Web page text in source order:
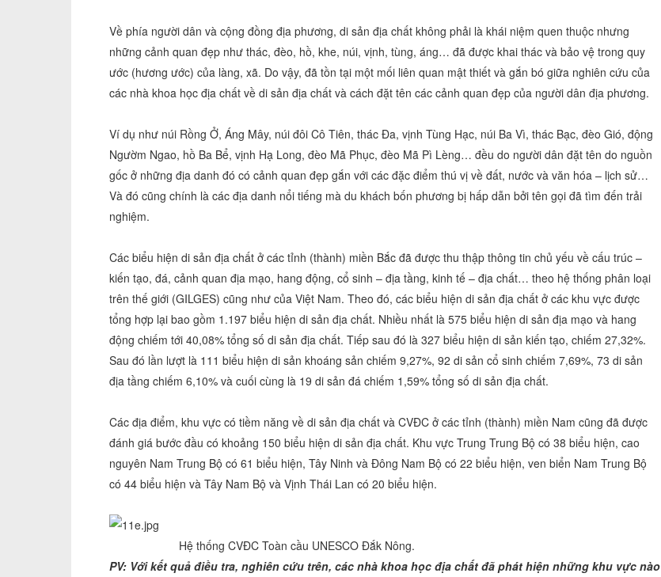
Về phía người dân và cộng đồng địa phương, di sản địa chất không phải là khái niệm quen thuộc nhưng
những cảnh quan đẹp như thác, đèo, hồ, khe, núi, vịnh, tùng, áng… đã được khai thác và bảo vệ trong quy
ước (hương ước) của làng, xã. Do vậy, đã tồn tại một mối liên quan mật thiết và gắn bó giữa nghiên cứu của
các nhà khoa học địa chất về di sản địa chất và cách đặt tên các cảnh quan đẹp của người dân địa phương.
Ví dụ như núi Rồng Ở, Áng Mây, núi đôi Cô Tiên, thác Đa, vịnh Tùng Hạc, núi Ba Vì, thác Bạc, đèo Gió, động
Ngườm Ngao, hồ Ba Bể, vịnh Hạ Long, đèo Mã Phục, đèo Mã Pì Lèng… đều do người dân đặt tên do nguồn
gốc ở những địa danh đó có cảnh quan đẹp gắn với các đặc điểm thú vị về đất, nước và văn hóa – lịch sử…
Và đó cũng chính là các địa danh nổi tiếng mà du khách bốn phương bị hấp dẫn bởi tên gọi đã tìm đến trải
nghiệm.
Các biểu hiện di sản địa chất ở các tỉnh (thành) miền Bắc đã được thu thập thông tin chủ yếu về cấu trúc –
kiến tạo, đá, cảnh quan địa mạo, hang động, cổ sinh – địa tầng, kinh tế – địa chất… theo hệ thống phân loại
trên thế giới (GILGES) cũng như của Việt Nam. Theo đó, các biểu hiện di sản địa chất ở các khu vực được
tổng hợp lại bao gồm 1.197 biểu hiện di sản địa chất. Nhiều nhất là 575 biểu hiện di sản địa mạo và hang
động chiếm tới 40,08% tổng số di sản địa chất. Tiếp sau đó là 327 biểu hiện di sản kiến tạo, chiếm 27,32%.
Sau đó lần lượt là 111 biểu hiện di sản khoáng sản chiếm 9,27%, 92 di sản cổ sinh chiếm 7,69%, 73 di sản
địa tầng chiếm 6,10% và cuối cùng là 19 di sản đá chiếm 1,59% tổng số di sản địa chất.
Các địa điểm, khu vực có tiềm năng về di sản địa chất và CVĐC ở các tỉnh (thành) miền Nam cũng đã được
đánh giá bước đầu có khoảng 150 biểu hiện di sản địa chất. Khu vực Trung Trung Bộ có 38 biểu hiện, cao
nguyên Nam Trung Bộ có 61 biểu hiện, Tây Ninh và Đông Nam Bộ có 22 biểu hiện, ven biển Nam Trung Bộ
có 44 biểu hiện và Tây Nam Bộ và Vịnh Thái Lan có 20 biểu hiện.
Hệ thống CVĐC Toàn cầu UNESCO Đắk Nông.
PV: Với kết quả điều tra, nghiên cứu trên, các nhà khoa học địa chất đã phát hiện những khu vực nào